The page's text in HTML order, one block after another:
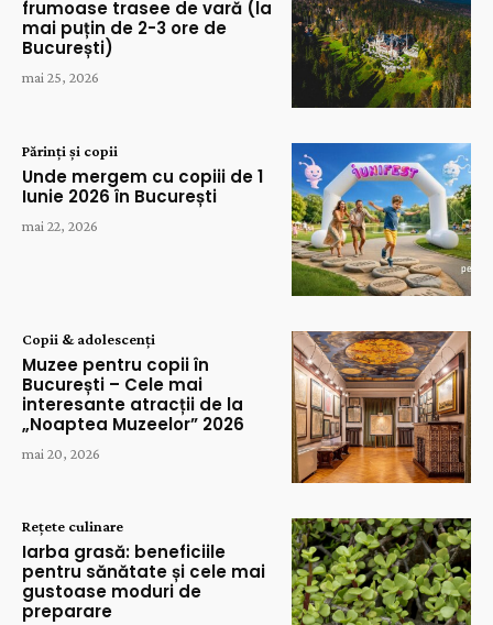
frumoase trasee de vară (la
mai puțin de 2-3 ore de
București)
mai 25, 2026
Părinți și copii
Unde mergem cu copiii de 1
Iunie 2026 în București
mai 22, 2026
Copii & adolescenți
Muzee pentru copii în
București – Cele mai
interesante atracții de la
„Noaptea Muzeelor” 2026
mai 20, 2026
Rețete culinare
Iarba grasă: beneficiile
pentru sănătate și cele mai
gustoase moduri de
preparare